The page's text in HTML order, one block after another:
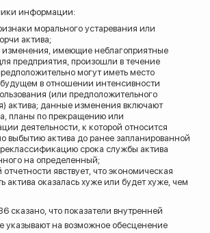
информации:
морального устаревания или
актива;
изменения, имеющие неблагоприятные
предприятия, произошли в течение
могут иметь место
в отношении интенсивности
(или предположительного
актива; данные изменения включают
планы по прекращению или
деятельности, к которой относится
выбытию актива до ранее запланированной
срока службы актива
на определенный;
явствует, что экономическая
актива оказалась хуже или будет хуже, чем
сказано, что показатели внутренней
указывают на возможное обесценение